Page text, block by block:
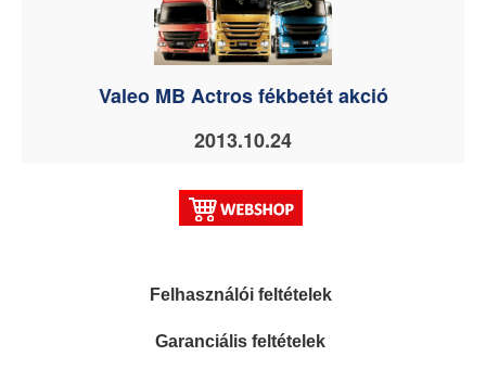
Valeo MB Actros fékbetét akció
2013.10.24
Felhasználói feltételek
Garanciális feltételek